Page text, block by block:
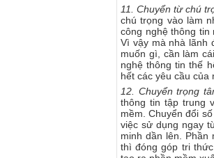
11. Chuyển từ chú
chú trọng vào làm
công nghệ thông tin
Vì vậy mà nhà lãnh
muốn gì, cần làm
nghệ thông tin thế
hết các yêu cầu của
12. Chuyển trọng
thông tin tập trung
mềm. Chuyển đổi
việc sử dụng ngay
minh dần lên. Phần
thì đóng góp tri